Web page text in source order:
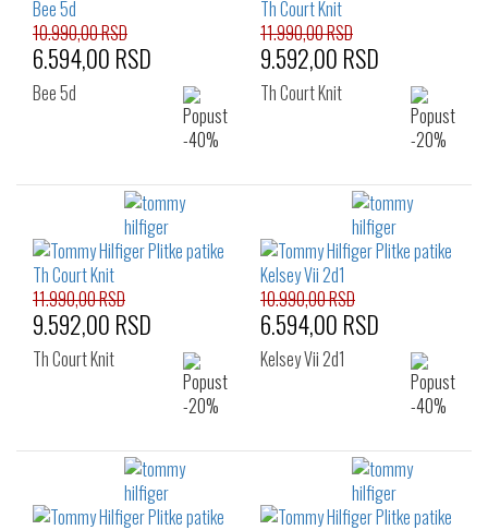
10.990,00 RSD
6.594,00 RSD
Bee 5d
11.990,00 RSD
9.592,00 RSD
Th Court Knit
11.990,00 RSD
9.592,00 RSD
Th Court Knit
10.990,00 RSD
6.594,00 RSD
Kelsey Vii 2d1